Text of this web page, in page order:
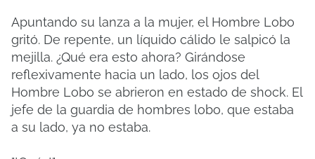
Apuntando su lanza a la mujer, el Hombre Lobo
gritó. De repente, un líquido cálido le salpicó la
mejilla. ¿Qué era esto ahora? Girándose
reflexivamente hacia un lado, los ojos del
Hombre Lobo se abrieron en estado de shock. El
jefe de la guardia de hombres lobo, que estaba
a su lado, ya no estaba.